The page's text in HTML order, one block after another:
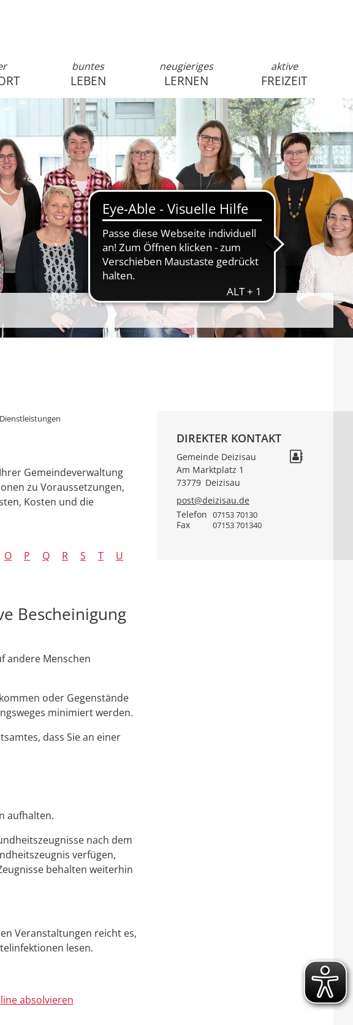
anmelden
buntes
LEBEN
neugieriges
LERNEN
aktive
FREIZEIT
Dienstleistungen
Gemeindeverwaltung
zu Voraussetzungen,
Kosten und die
O P Q R S T
U
Bescheinigung
andere Menschen
oder Gegenstände
minimiert werden.
dass Sie an einer
aufhalten.
nach dem
verfügen,
behalten weiterhin
Veranstaltungen reicht es,
lesen.
absolvieren
DIREKTER KONTAKT
Gemeinde Deizisau
Am Marktplatz 1
73779 Deizisau
post@deizisau.de
Telefon 07153 70130
Fax 07153 701340